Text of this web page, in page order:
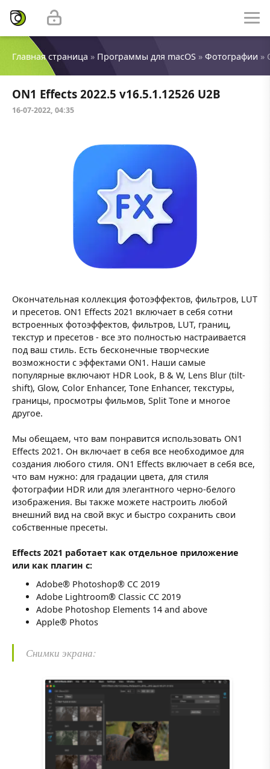
Главная страница » Программы для macOS » Фотографии »
ON1 Effects 2022.5 v16.5.1.12526 U2B
16-07-2022, 04:35
Окончательная коллекция фотоэффектов, фильтров, LUT
и пресетов. ON1 Effects 2021 включает в себя сотни
встроенных фотоэффектов, фильтров, LUT, границ,
текстур и пресетов - все это полностью настраивается
под ваш стиль. Есть бесконечные творческие
возможности с эффектами ON1. Наши самые
популярные включают HDR Look, B & W, Lens Blur (tilt-
shift), Glow, Color Enhancer, Tone Enhancer, текстуры,
границы, просмотры фильмов, Split Tone и многое
другое.
Мы обещаем, что вам понравится использовать ON1
Effects 2021. Он включает в себя все необходимое для
создания любого стиля. ON1 Effects включает в себя все,
что вам нужно: для градации цвета, для стиля
фотографии HDR или для элегантного черно-белого
изображения. Вы также можете настроить любой
внешний вид на свой вкус и быстро сохранить свои
собственные пресеты.
Effects 2021 работает как отдельное приложение
или как плагин с:
Adobe® Photoshop® CC 2019
Adobe Lightroom® Classic CC 2019
Adobe Photoshop Elements 14 and above
Apple® Photos
Снимки экрана: